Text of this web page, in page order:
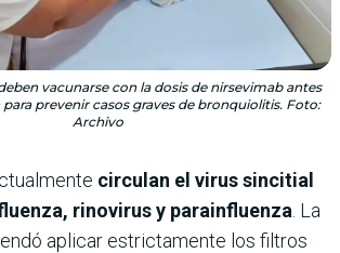
vacunarse con la dosis de nirsevimab antes
prevenir casos graves de bronquiolitis. Foto:
Archivo
circulan el virus sincitial
rinovirus y parainfluenza . La
aplicar estrictamente los filtros